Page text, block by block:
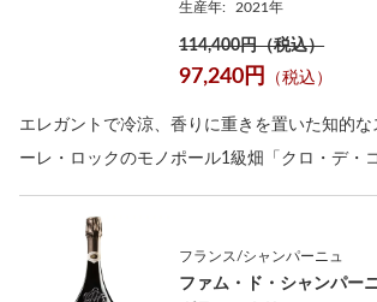
生産年:
2021年
114,400円（税込）
97,240円 （税込）
エレガントで冷涼、香りに重きを置いた知的な
ーレ・ロックのモノポール1級畑「クロ・デ・コ
フランス/シャンパーニュ
ファム・ド・シャンパー